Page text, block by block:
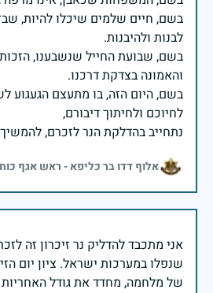
בשם, חיים שלמים שיכלו להיות,
בשם, שבועת החייל שנשבענו,
בשם, היום הזה, בו מתעצם הגעגוע
נתחייב בהדלקת הנר לזכרם,
אלוף דדו בר כליפא - ראש אגף
אני מתכבד להדליק נר זיכרון זה
שנפלו במערכות ישראל. ציון יום
של מלחמה, מחדד את גודל